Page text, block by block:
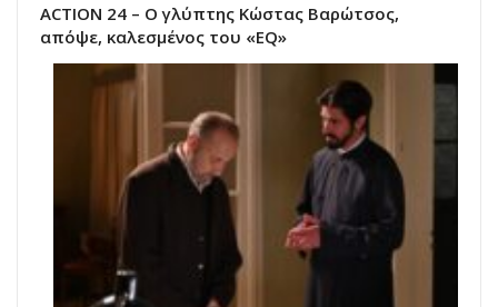
ACTION 24 – Ο γλύπτης Κώστας Βαρώτσος,
απόψε, καλεσμένος του «EQ»